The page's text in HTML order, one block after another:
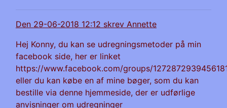
Den 29-06-2018 12:12 skrev Annette
Hej Konny, du kan se udregningsmetoder på min
facebook side, her er linket
https://www.facebook.com/groups/
eller du kan købe en af mine bøger, som du kan
bestille via denne hjemmeside, der er udførlige
anvisninger om udregninger